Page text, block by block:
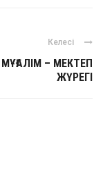
Келесі
МҰҒАЛІМ – МЕКТЕП
ЖҮРЕГІ